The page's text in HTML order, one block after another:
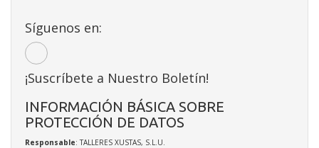
Síguenos en:
¡Suscríbete a Nuestro Boletín!
INFORMACIÓN BÁSICA SOBRE
PROTECCIÓN DE DATOS
Responsable: TALLERES XUSTAS, S.L.U.